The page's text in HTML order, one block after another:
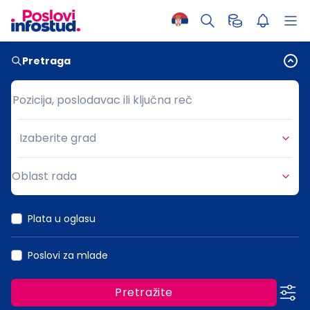
Pretraga
Pozicija, poslodavac ili ključna reč
Pozicija, poslodavac ili ključna reč
Grad
Izaberite grad
Oblast rada
Plata u oglasu
Poslovi za mlade
Pretražite